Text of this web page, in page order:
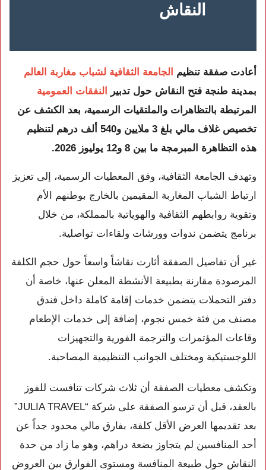
النقاش
أعادت صفقة تنظيم الجامعة الثقافية لشباب مغاربة العالم
بمدينة طنجة فتح النقاش حول تدبير
النفقات العمومية
المرتبطة بالتظاهرات والملتقيات الرسمية، بعد الكشف عن
تخصيص غلاف مالي بلغ 3 ملايين و540 ألف درهم لتنظيم
هذه التظاهرة المبرمجة ما بين 8 و12 يوليوز 2026.
وتهدف الجامعة الثقافية، وفق المعطيات الرسمية، إلى تعزيز
ارتباط الشباب المغاربة المقيمين بالخارج بوطنهم الأم
وتقوية روابطهم الثقافية والهوياتية بالمملكة، من خلال
برنامج يتضمن ندوات وورشات ولقاءات تواصلية.
غير أن تفاصيل الصفقة أثارت نقاشاً واسعاً حول حجم الكلفة
المرصودة مقارنة بطبيعة الأنشطة المعلن عنها، خاصة أن
دفتر التحملات يتضمن خدمات إقامة كاملة داخل فندق
مصنف من فئة خمس نجوم، إضافة إلى خدمات الإطعام
وقاعات المؤتمرات والترجمة الفورية والتجهيزات
اللوجستيكية ومختلف الجوانب التنظيمية المصاحبة.
وتكشف معطيات الصفقة أن ثلاث شركات تنافست للفوز
بالعقد، قبل أن ترسو الصفقة على شركة “JULIA TRAVEL”
بعد تقديمها العرض الأقل كلفة، بفارق مالي محدود جداً عن
أحد المنافسين لم يتجاوز بضعة دراهم، وهو ما زاد من حدة
النقاش حول طبيعة المنافسة ومستوى الفوارق بين العروض